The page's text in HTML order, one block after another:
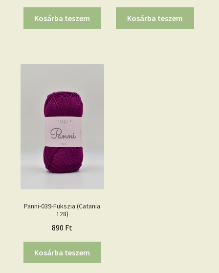
Kosárba teszem Kosárba teszem
Panni-039-Fukszia (Catania
128)
890 Ft
Kosárba teszem